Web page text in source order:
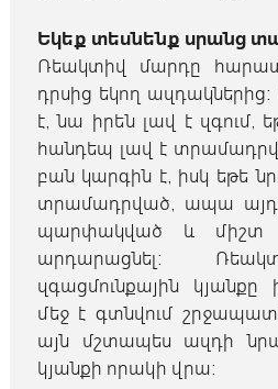
Եկեք տեսնենք սրանց
Ռեակտիվ մարդը
դրսից եկող
է, նա իրեն լավ է զգում,
հանդեպ լավ է
բան կարգին է, իսկ եթե
տրամադրված, ապա այդ
պարփակված և միշտ
արդարացնել։
զգացմունքային
մեջ է գտնվում
այն մշտապես ազդի
կյանքի որակի վրա։